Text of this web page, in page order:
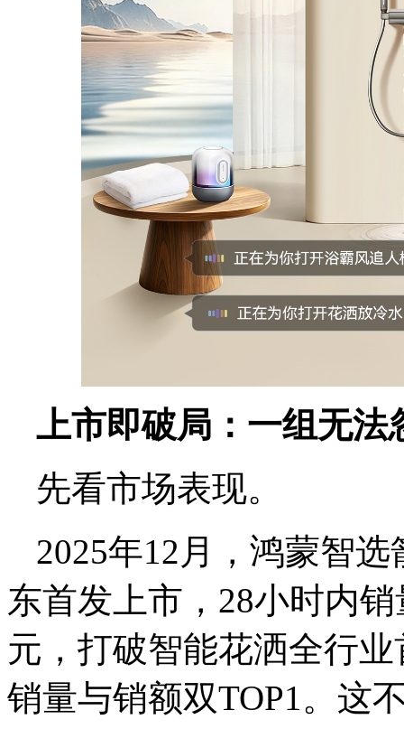
上市即破局：一组无法
先看市场表现。
2025年12月，鸿蒙智
东首发上市，28小时内
元，打破智能花洒全行
销量与销额双TOP1。